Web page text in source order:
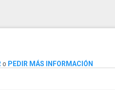
o PEDIR MÁS INFORMACIÓN